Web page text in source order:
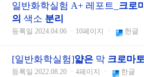
일반화학실험 A+ 레포트_ 크로
의 색소 분리
등록일 2024.04.06 ㆍ10페이지 ㆍ 한글
[일반화학실험]얇은 막 크로마토
등록일 2022.08.20 ㆍ4페이지 ㆍ 한글